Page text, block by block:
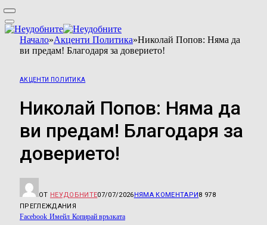
Начало»Акценти Политика»Николай Попов: Няма да
ви предам! Благодаря за доверието!
АКЦЕНТИ ПОЛИТИКА
Николай Попов: Няма да
ви предам! Благодаря за
доверието!
ОТ НЕУДОБНИТЕ07/07/2026НЯМА КОМЕНТАРИ8 978
ПРЕГЛЕЖДАНИЯ
Facebook Имейл Копирай връзката